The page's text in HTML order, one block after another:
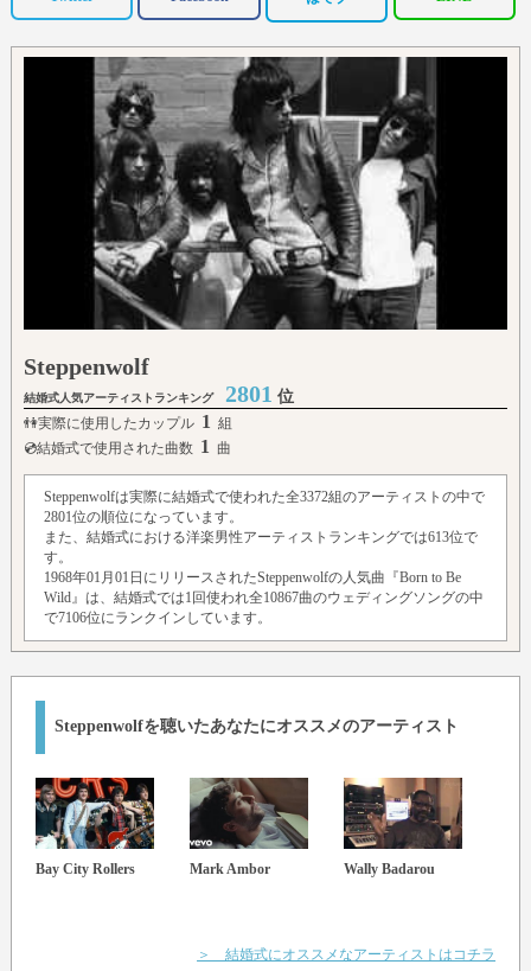
Steppenwolf
結婚式人気アーティストランキング 2801 位
👫実際に使用したカップル 1 組
💿結婚式で使用された曲数 1 曲
Steppenwolfは実際に結婚式で使われた全3372組のアーティストの中で
2801位の順位になっています。
また、結婚式における洋楽男性アーティストランキングでは613位で
す。
1968年01月01日にリリースされたSteppenwolfの人気曲『Born to Be
Wild』は、結婚式では1回使われ全10867曲のウェディングソングの中
で7106位にランクインしています。
Steppenwolfを聴いたあなたにオススメのアーティスト
Bay City Rollers Mark Ambor Wally Badarou
＞ 結婚式にオススメなアーティストはコチラ